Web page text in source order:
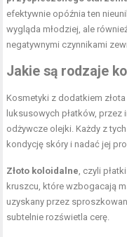
efektywnie opóźnia ten
wygląda młodziej, ale
negatywnymi czynnikami
Jakie są rodzaje
Kosmetyki z dodatkiem
luksusowych płatków, przez
odżywcze olejki. Każdy z
kondycję skóry i nadać jej
Złoto koloidalne , czyli
kruszcu, które wzbogacają
uzyskany przez
subtelnie rozświetla cerę.